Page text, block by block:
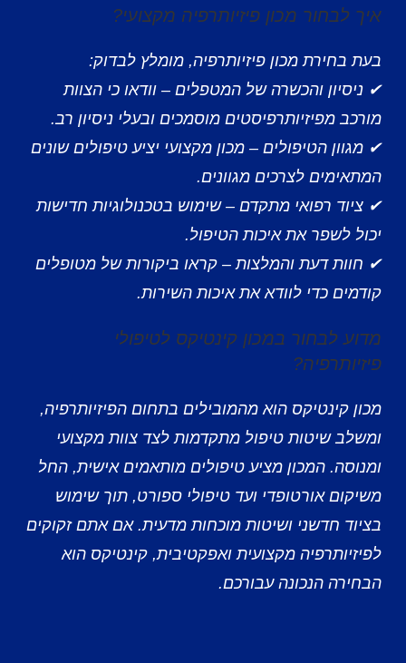
איך לבחור מכון פיזיותרפיה מקצועי?
בעת בחירת מכון פיזיותרפיה, מומלץ לבדוק:
✔ ניסיון והכשרה של המטפלים – וודאו כי הצוות
מורכב מפיזיותרפיסטים מוסמכים ובעלי ניסיון רב.
✔ מגוון הטיפולים – מכון מקצועי יציע טיפולים שונים
המתאימים לצרכים מגוונים.
✔ ציוד רפואי מתקדם – שימוש בטכנולוגיות חדישות
יכול לשפר את איכות הטיפול.
✔ חוות דעת והמלצות – קראו ביקורות של מטופלים
קודמים כדי לוודא את איכות השירות.
מדוע לבחור במכון קינטיקס לטיפולי
פיזיותרפיה?
מכון קינטיקס הוא מהמובילים בתחום הפיזיותרפיה,
ומשלב שיטות טיפול מתקדמות לצד צוות מקצועי
ומנוסה. המכון מציע טיפולים מותאמים אישית, החל
משיקום אורטופדי ועד טיפולי ספורט, תוך שימוש
בציוד חדשני ושיטות מוכחות מדעית. אם אתם זקוקים
לפיזיותרפיה מקצועית ואפקטיבית, קינטיקס הוא
הבחירה הנכונה עבורכם.